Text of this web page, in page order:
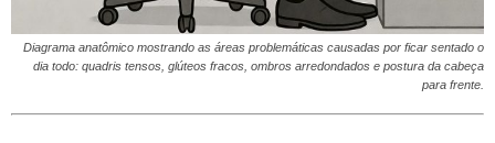
Diagrama anatômico mostrando as áreas problemáticas causadas por ficar sentado o
dia todo: quadris tensos, glúteos fracos, ombros arredondados e postura da cabeça
para frente.